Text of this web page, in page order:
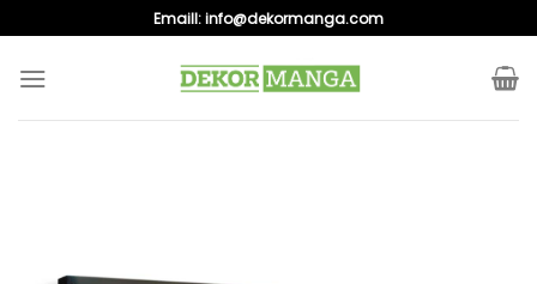
to
content
Emaill:info@dekormanga.com